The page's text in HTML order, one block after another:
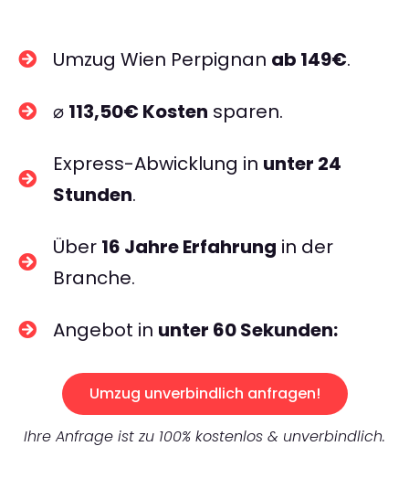
Umzug Wien Perpignan ab 149€.
⌀ 113,50€ Kosten sparen.
Express-Abwicklung in unter 24
Stunden.
Über 16 Jahre Erfahrung in der
Branche.
Angebot in unter 60 Sekunden:
Umzug unverbindlich anfragen!
Ihre Anfrage ist zu 100% kostenlos & unverbindlich.